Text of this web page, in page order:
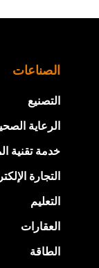
الصناعات
التصنيع
الرعاية
خدمة تقنية
التجارة
التعليم
العقارات
الطاقة